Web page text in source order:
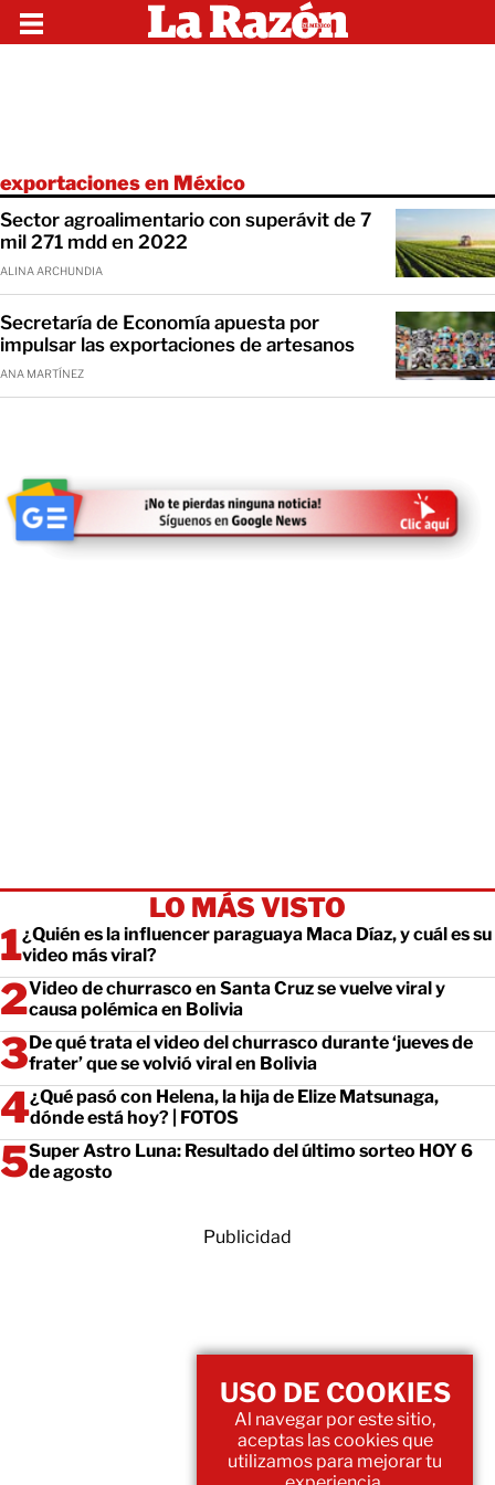
exportaciones en México
Sector agroalimentario con superávit de 7
mil 271 mdd en 2022
ALINA ARCHUNDIA
Secretaría de Economía apuesta por
impulsar las exportaciones de artesanos
ANA MARTÍNEZ
LO MÁS VISTO
¿Quién es la influencer paraguaya Maca Díaz, y cuál es su
video más viral?
Video de churrasco en Santa Cruz se vuelve viral y
causa polémica en Bolivia
De qué trata el video del churrasco durante ‘jueves de
frater’ que se volvió viral en Bolivia
¿Qué pasó con Helena, la hija de Elize Matsunaga,
dónde está hoy? | FOTOS
Super Astro Luna: Resultado del último sorteo HOY 6
de agosto
Publicidad
USO DE COOKIES
Al navegar por este sitio,
aceptas las cookies que
utilizamos para mejorar tu